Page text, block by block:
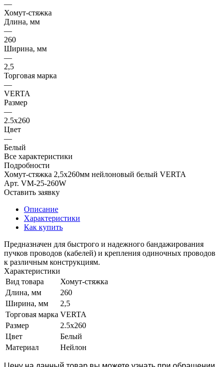
—
Хомут-стяжка
Длина, мм
—
260
Ширина, мм
—
2,5
Торговая марка
—
VERTA
Размер
—
2.5х260
Цвет
—
Белый
Все характеристики
Подробности
Хомут-стяжка 2,5х260мм нейлоновый белый VERTA
Арт. VM-25-260W
Оставить заявку
Описание
Характеристики
Как купить
Предназначен для быстрого и надежного бандажирования
пучков проводов (кабелей) и крепления одиночных проводов
к различным конструкциям.
Характеристики
Вид товара
Хомут-стяжка
Длина, мм
260
Ширина, мм
2,5
Торговая марка VERTA
Размер
2.5х260
Цвет
Белый
Материал
Нейлон